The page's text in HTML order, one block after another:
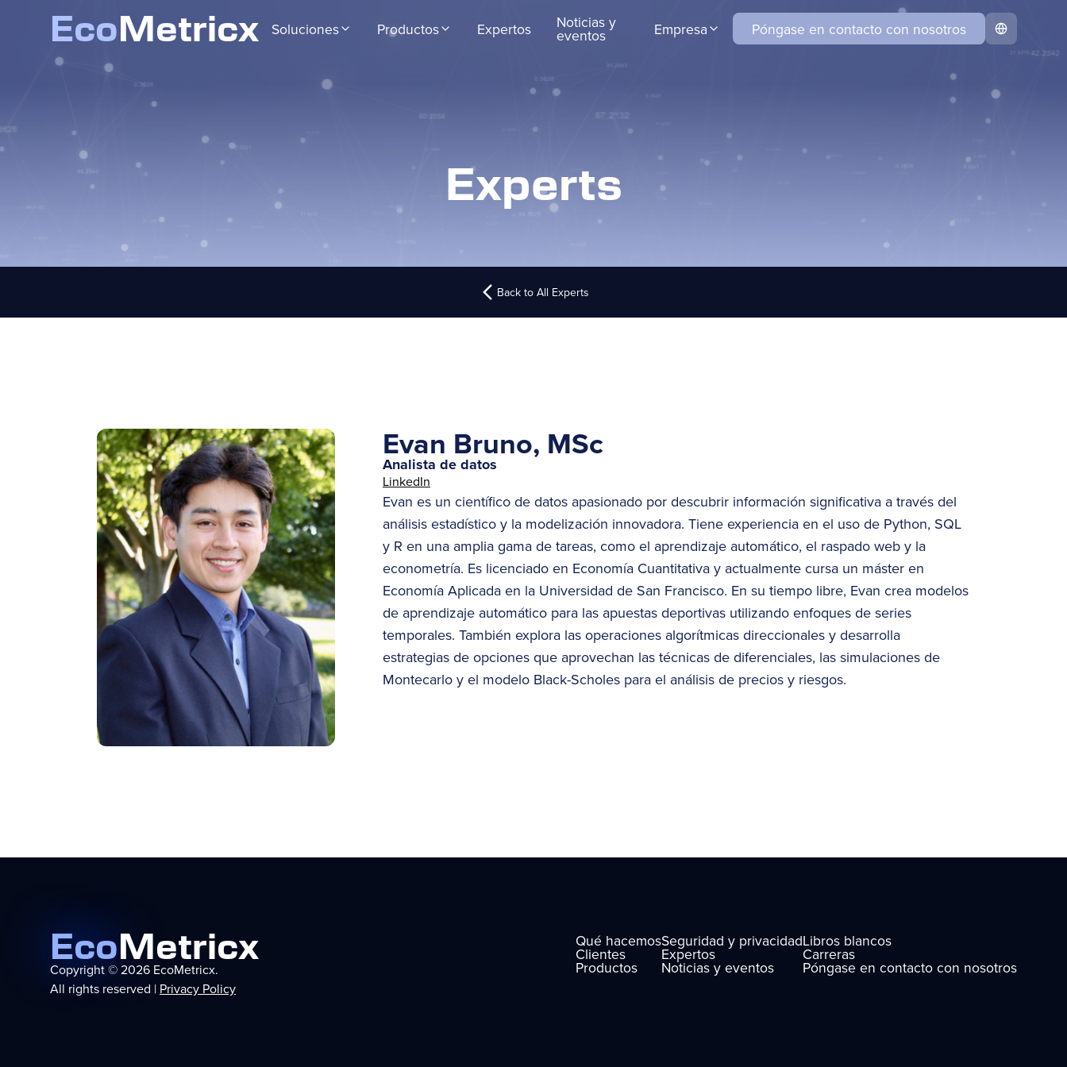
EcoMetricx Soluciones Productos Expertos Noticias y
eventos Empresa Póngase en contacto con nosotros
Experts
Back to All Experts
Evan Bruno, MSc
Analista de datos
LinkedIn
Evan es un científico de datos apasionado por descubrir información significativa a través del
análisis estadístico y la modelización innovadora. Tiene experiencia en el uso de Python, SQL
y R en una amplia gama de tareas, como el aprendizaje automático, el raspado web y la
econometría. Es licenciado en Economía Cuantitativa y actualmente cursa un máster en
Economía Aplicada en la Universidad de San Francisco. En su tiempo libre, Evan crea modelos
de aprendizaje automático para las apuestas deportivas utilizando enfoques de series
temporales. También explora las operaciones algorítmicas direccionales y desarrolla
estrategias de opciones que aprovechan las técnicas de diferenciales, las simulaciones de
Montecarlo y el modelo Black-Scholes para el análisis de precios y riesgos.
EcoMetricx
Copyright © 2026 EcoMetricx.
All rights reserved | Privacy Policy
Qué hacemos
Clientes
Productos
Seguridad y privacidad
Expertos
Noticias y eventos
Libros blancos
Carreras
Póngase en contacto con nosotros